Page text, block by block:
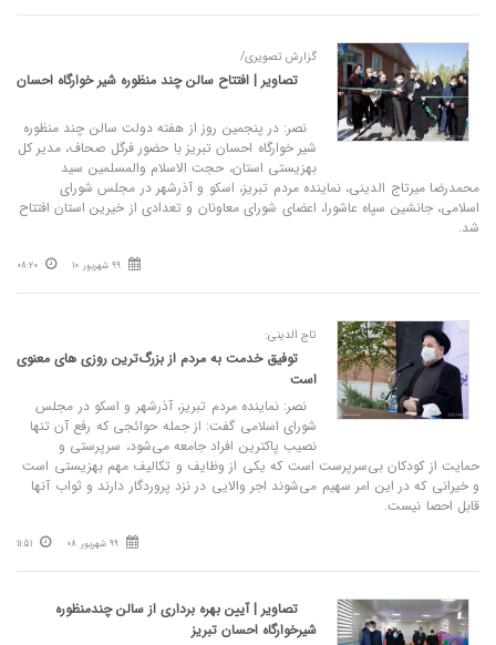
گزارش تصویری/
تصاویر | افتتاح سالن چند منظوره شیر خوارگاه احسان
نصر: در پنجمین روز از هفته دولت سالن چند منظوره
شیر خوارگاه احسان تبریز با حضور فرگل صحاف، مدیر کل
بهزیستی استان، حجت الاسلام والمسلمین سید
محمدرضا میرتاج الدینی، نماینده مردم تبریز، اسکو و آذرشهر در مجلس شورای
اسلامی، جانشین سپاه عاشورا، اعضای شورای معاونان و تعدادی از خیرین استان افتتاح
شد.
99 شهریور 10 08:20
تاج الدینی:
توفیق خدمت به مردم از بزرگ‌ترین روزی های معنوی
است
نصر: نماینده مردم تبریز، آذرشهر و اسکو در مجلس
شورای اسلامی گفت: از جمله حوائجی که رفع آن تنها
نصیب پاکترین افراد جامعه می‌شود، سرپرستی و
حمایت از کودکان بی‌سرپرست است که یکی از وظایف و تکالیف مهم بهزیستی است
و خیرانی که در این امر سهیم می‌شوند اجر والایی در نزد پروردگار دارند و ثواب آنها
قابل احصا نیست.
99 شهریور 08 11:51
تصاویر | آیین بهره برداری از سالن چندمنظوره
شیرخوارگاه احسان تبریز